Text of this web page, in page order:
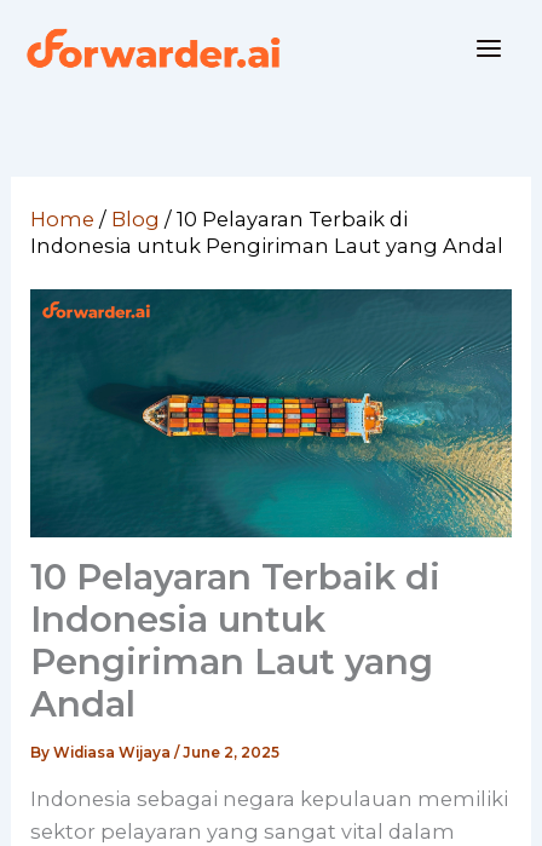
Home / Blog /10 Pelayaran Terbaik di
Indonesia untuk Pengiriman Laut yang Andal
10 Pelayaran Terbaik di
Indonesia untuk
Pengiriman Laut yang
Andal
ByWidiasa Wijaya/June 2, 2025
Indonesia sebagai negara kepulauan memiliki
sektor pelayaran yang sangat vital dalam